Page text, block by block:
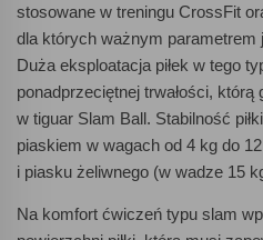
stosowane w treningu CrossFit
dla których ważnym parametrem
Duża eksploatacja piłek w tego
ponadprzeciętnej trwałości, którą
w tiguar Slam Ball. Stabilność
piaskiem w wagach od 4 kg do
i piasku żeliwnego (w wadze 15
Na komfort ćwiczeń typu slam